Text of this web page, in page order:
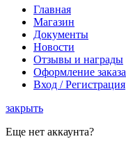
Главная
Магазин
Документы
Новости
Отзывы и награды
Оформление заказа
Вход / Регистрация
закрыть
Еще нет аккаунта?